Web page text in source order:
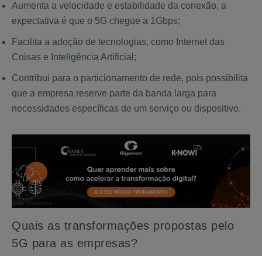
Aumenta a velocidade e estabilidade da conexão, a
expectativa é que o 5G chegue a 1Gbps;
Facilita a adoção de tecnologias, como Internet das
Coisas e Inteligência Artificial;
Contribui para o particionamento de rede, pois possibilita
que a empresa reserve parte da banda larga para
necessidades específicas de um serviço ou dispositivo.
Quais as transformações propostas pelo
5G para as empresas?